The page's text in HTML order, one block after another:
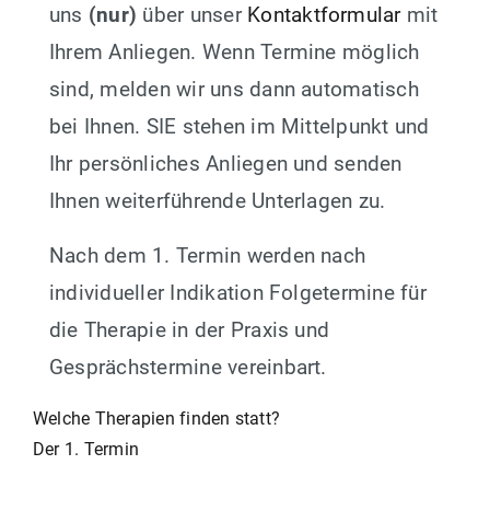
uns (nur) über unser Kontaktformularmit
Ihrem Anliegen. Wenn Termine möglich
sind, melden wir uns dann automatisch
bei Ihnen. SIE stehen im Mittelpunkt und
Ihr persönliches Anliegen und senden
Ihnen weiterführende Unterlagen zu.
Nach dem 1. Termin werden nach
individueller Indikation Folgetermine für
die Therapie in der Praxis und
Gesprächstermine vereinbart.
Beitragsnavigation
Welche Therapien finden statt?
Der 1. Termin